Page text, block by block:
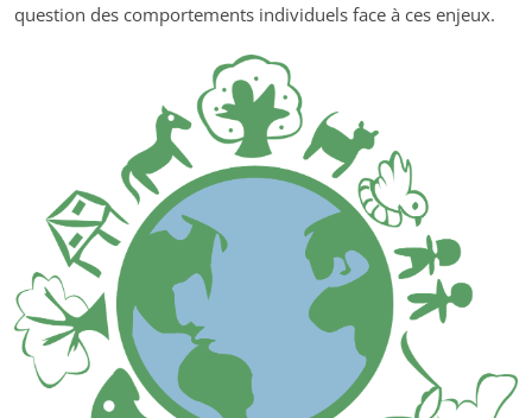
question des comportements individuels face à ces enjeux.